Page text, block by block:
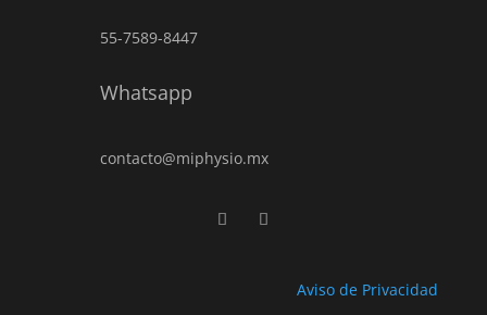
55-7589-8447
Whatsapp
contacto@miphysio.mx
Aviso de Privacidad